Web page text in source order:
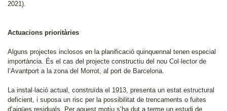
2021).
Actuacions prioritàries
Alguns projectes inclosos en la planificació quinquennal tenen especial
importància. És el cas del projecte constructiu del nou Col·lector de
l’Avantport a la zona del Morrot, al port de Barcelona.
La instal·lació actual, construïda el 1913, presenta un estat estructural
deficient, i suposa un risc per la possibilitat de trencaments o fuites
d’aigües residuals. Per aquest motiu s’ha dut a terme un estudi de